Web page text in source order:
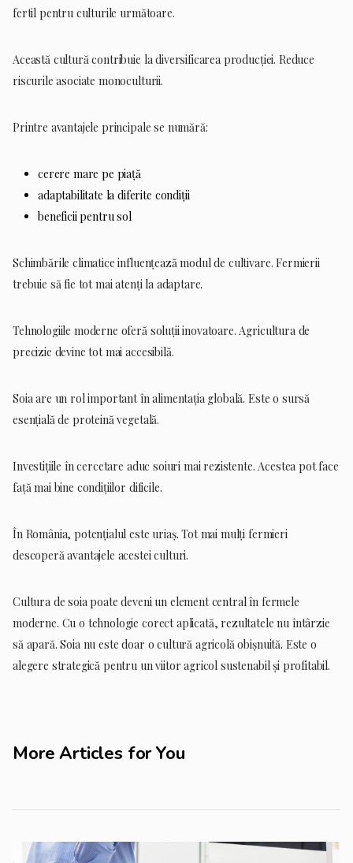
fertil pentru culturile următoare.
Această cultură contribuie la diversificarea producției. Reduce
riscurile asociate monoculturii.
Printre avantajele principale se numără:
cerere mare pe piață
adaptabilitate la diferite condiții
beneficii pentru sol
Schimbările climatice influențează modul de cultivare. Fermierii
trebuie să fie tot mai atenți la adaptare.
Tehnologiile moderne oferă soluții inovatoare. Agricultura de
precizie devine tot mai accesibilă.
Soia are un rol important în alimentația globală. Este o sursă
esențială de proteină vegetală.
Investițiile în cercetare aduc soiuri mai rezistente. Acestea pot face
față mai bine condițiilor dificile.
În România, potențialul este uriaș. Tot mai mulți fermieri
descoperă avantajele acestei culturi.
Cultura de soia poate deveni un element central în fermele
moderne. Cu o tehnologie corect aplicată, rezultatele nu întârzie
să apară. Soia nu este doar o cultură agricolă obișnuită. Este o
alegere strategică pentru un viitor agricol sustenabil și profitabil.
More Articles for You